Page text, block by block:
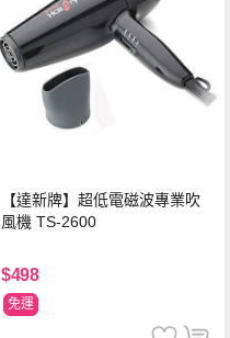
【達新牌】超低電磁波專業吹
風機 TS-2600
$498
免運